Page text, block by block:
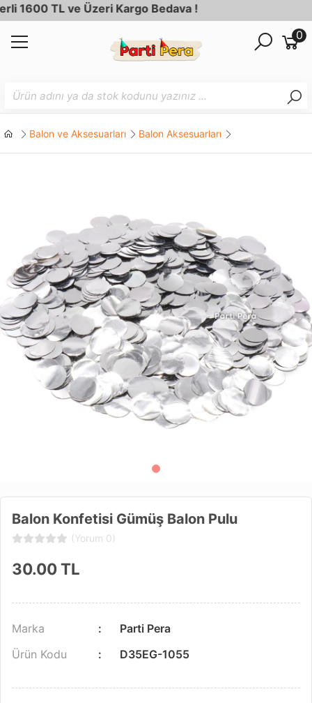
TL ve Üzeri Kargo Bedava !
0
Balon ve Aksesuarları Balon Aksesuarları
Balon Konfetisi Gümüş Balon Pulu
(Yorum 0)
30.00TL
Marka
Parti Pera
Ürün Kodu
D35EG-1055